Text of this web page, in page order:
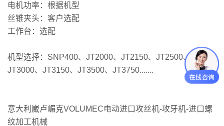
电机功率：根据机型
丝锥夹头：客户选配
工作台：选配
机型选择：SNP400、JT2000、JT2150、JT2500、
JT3000、JT3150、JT3500、JT3750.......
意大利崴卢嵋克VOLUMEC电动进口攻丝机-攻牙机-进口螺
纹加工机械